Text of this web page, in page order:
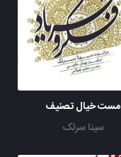
مست خیال تصنیف
سینا سرلک